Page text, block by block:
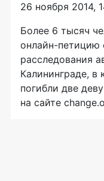
26 ноября 2014,
Более 6 тысяч
онлайн-петицию
расследования
Калининграде,
погибли две
на сайте